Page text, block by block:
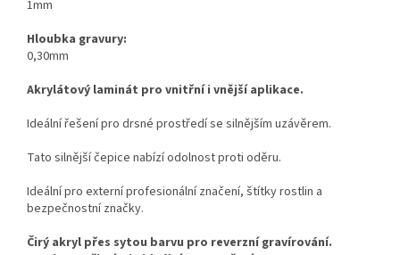
1mm
Hloubka gravury:
0,30mm
Akrylátový laminát pro vnitřní i vnější aplikace.
Ideální řešení pro drsné prostředí se silnějším uzávěrem.
Tato silnější čepice nabízí odolnost proti oděru.
Ideální pro externí profesionální značení, štítky rostlin a
bezpečnostní značky.
Čirý akryl přes sytou barvu pro reverzní gravírování.